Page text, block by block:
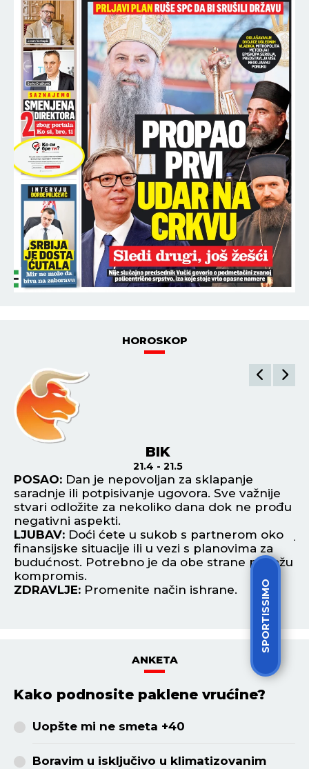
SPORTISSIMO
HOROSKOP
BIK
21.4 - 21.5
POSAO: Dan je nepovoljan za sklapanje
saradnje ili potpisivanje ugovora. Sve važnije
stvari odložite za nekoliko dana dok ne prođu
negativni aspekti.
LJUBAV: Doći ćete u sukob s partnerom oko
finansijske situacije ili u vezi s planovima za
budućnost. Potrebno je da obe strane pokažu
kompromis.
ZDRAVLJE: Promenite način ishrane.
ANKETA
Kako podnosite paklene vrućine?
Uopšte mi ne smeta +40
Boravim u isključivo u klimatizovanim